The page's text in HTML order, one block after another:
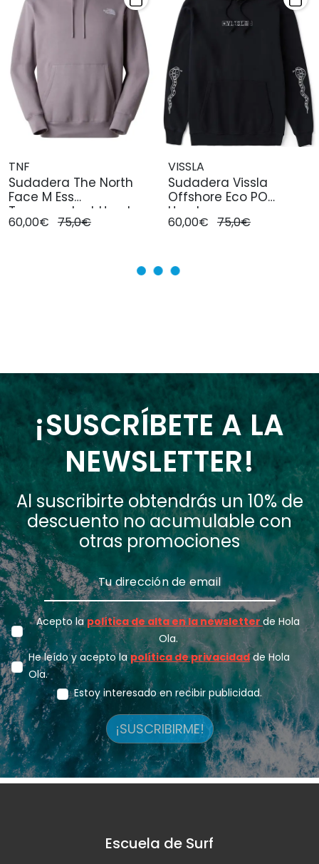
TNF
Sudadera The North
Face M Ess
Transcendent Hombre
60,00€ 75,0€
VISSLA
Sudadera Vissla
Offshore Eco PO
Hombre
60,00€ 75,0€
¡SUSCRÍBETE A LA
NEWSLETTER!
Al suscribirte obtendrás un 10% de
descuento no acumulable con
otras promociones
Acepto lapolítica de alta en la newsletter de Hola
Ola.
He leído y acepto lapolítica de privacidadde Hola
Ola.
Estoy interesado en recibir publicidad.
¡SUSCRIBIRME!
Escuela de Surf